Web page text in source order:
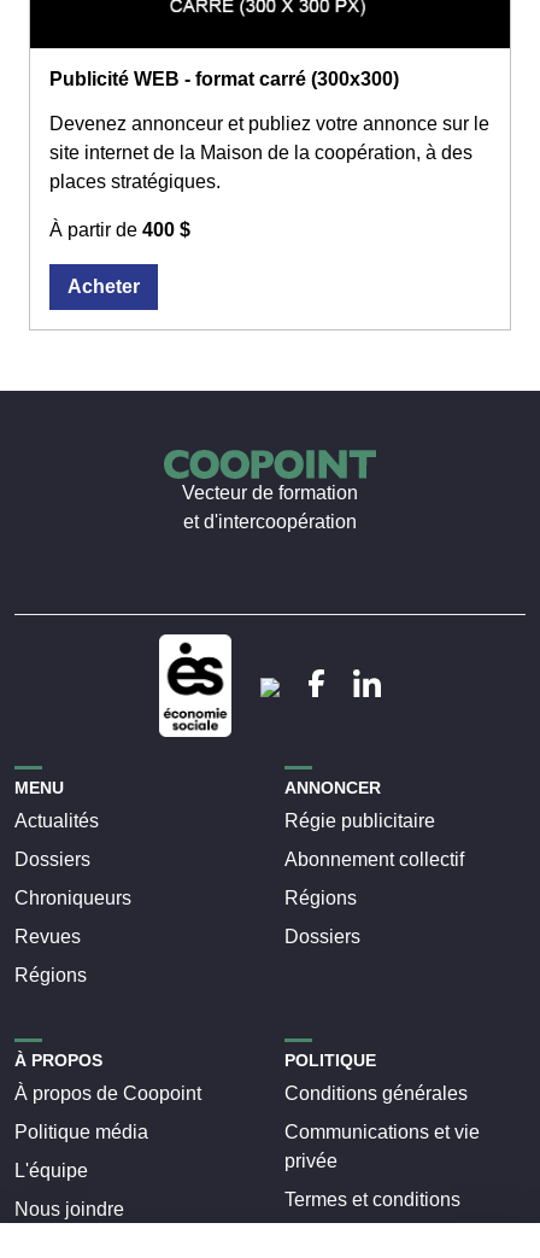
Publicité WEB - format carré (300x300)
Devenez annonceur et publiez votre annonce sur le
site internet de la Maison de la coopération, à des
places stratégiques.
À partir de 400 $
Acheter
Vecteur de formation
et d'intercoopération
MENU
Actualités
Dossiers
Chroniqueurs
Revues
Régions
ANNONCER
Régie publicitaire
Abonnement collectif
Régions
Dossiers
À PROPOS
À propos de Coopoint
Politique média
L'équipe
Nous joindre
POLITIQUE
Conditions générales
Communications et vie
privée
Termes et conditions